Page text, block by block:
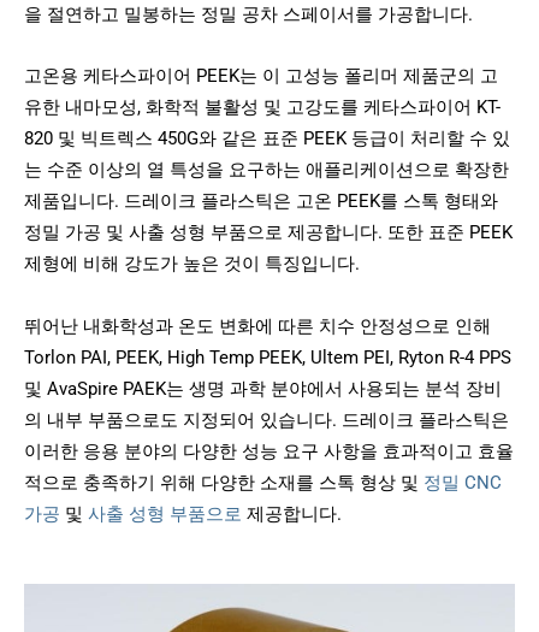
을 절연하고 밀봉하는 정밀 공차 스페이서를 가공합니다.
고온용 케타스파이어 PEEK는 이 고성능 폴리머 제품군의 고
유한 내마모성, 화학적 불활성 및 고강도를 케타스파이어 KT-
820 및 빅트렉스 450G와 같은 표준 PEEK 등급이 처리할 수 있
는 수준 이상의 열 특성을 요구하는 애플리케이션으로 확장한
제품입니다. 드레이크 플라스틱은 고온 PEEK를 스톡 형태와
정밀 가공 및 사출 성형 부품으로 제공합니다. 또한 표준 PEEK
제형에 비해 강도가 높은 것이 특징입니다.
뛰어난 내화학성과 온도 변화에 따른 치수 안정성으로 인해
Torlon PAI, PEEK, High Temp PEEK, Ultem PEI, Ryton R-4 PPS
및 AvaSpire PAEK는 생명 과학 분야에서 사용되는 분석 장비
의 내부 부품으로도 지정되어 있습니다. 드레이크 플라스틱은
이러한 응용 분야의 다양한 성능 요구 사항을 효과적이고 효율
적으로 충족하기 위해 다양한 소재를 스톡 형상 및 정밀 CNC
가공 및 사출 성형 부품으로 제공합니다.